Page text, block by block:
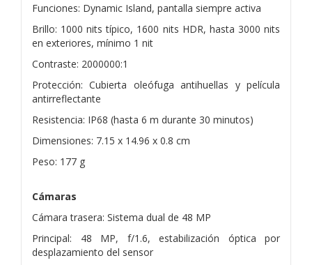
Funciones: Dynamic Island, pantalla siempre activa
Brillo: 1000 nits típico, 1600 nits HDR, hasta 3000 nits
en exteriores, mínimo 1 nit
Contraste: 2000000:1
Protección: Cubierta oleófuga antihuellas y película
antirreflectante
Resistencia: IP68 (hasta 6 m durante 30 minutos)
Dimensiones: 7.15 x 14.96 x 0.8 cm
Peso: 177 g
Cámaras
Cámara trasera: Sistema dual de 48 MP
Principal: 48 MP, f/1.6, estabilización óptica por
desplazamiento del sensor